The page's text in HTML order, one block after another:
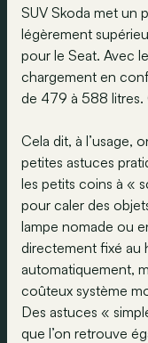
SUV Skoda met un
légèrement
pour le Seat. Avec
chargement en
de 479 à 588 litres.
Cela dit, à l’usage,
petites astuces
les petits coins à «
pour caler des
lampe nomade ou
directement fixé au
automatiquement,
coûteux système
Des astuces «
que l’on retrouve